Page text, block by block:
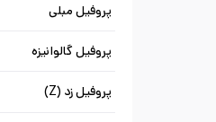
پروفیل مبلی
پروفیل گالوانیزه
پروفیل زد (Z)